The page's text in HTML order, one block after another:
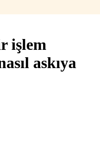
işlem
askıya